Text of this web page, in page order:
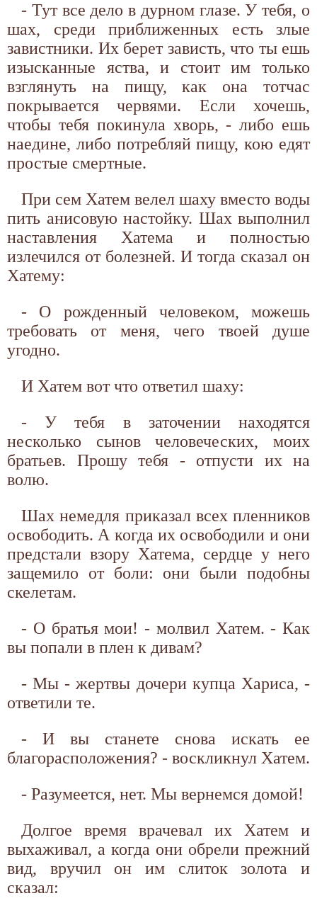
- Тут все дело в дурном глазе. У тебя, о
шах, среди приближенных есть злые
завистники. Их берет зависть, что ты ешь
изысканные яства, и стоит им только
взглянуть на пищу, как она тотчас
покрывается червями. Если хочешь,
чтобы тебя покинула хворь, - либо ешь
наедине, либо потребляй пищу, кою едят
простые смертные.
При сем Хатем велел шаху вместо воды
пить анисовую настойку. Шах выполнил
наставления Хатема и полностью
излечился от болезней. И тогда сказал он
Хатему:
- О рожденный человеком, можешь
требовать от меня, чего твоей душе
угодно.
И Хатем вот что ответил шаху:
- У тебя в заточении находятся
несколько сынов человеческих, моих
братьев. Прошу тебя - отпусти их на
волю.
Шах немедля приказал всех пленников
освободить. А когда их освободили и они
предстали взору Хатема, сердце у него
защемило от боли: они были подобны
скелетам.
- О братья мои! - молвил Хатем. - Как
вы попали в плен к дивам?
- Мы - жертвы дочери купца Хариса, -
ответили те.
- И вы станете снова искать ее
благорасположения? - воскликнул Хатем.
- Разумеется, нет. Мы вернемся домой!
Долгое время врачевал их Хатем и
выхаживал, а когда они обрели прежний
вид, вручил он им слиток золота и
сказал: